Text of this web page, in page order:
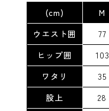
(cm) M
ウエスト囲
77
ヒップ囲
103
ワタリ
35
股上
28